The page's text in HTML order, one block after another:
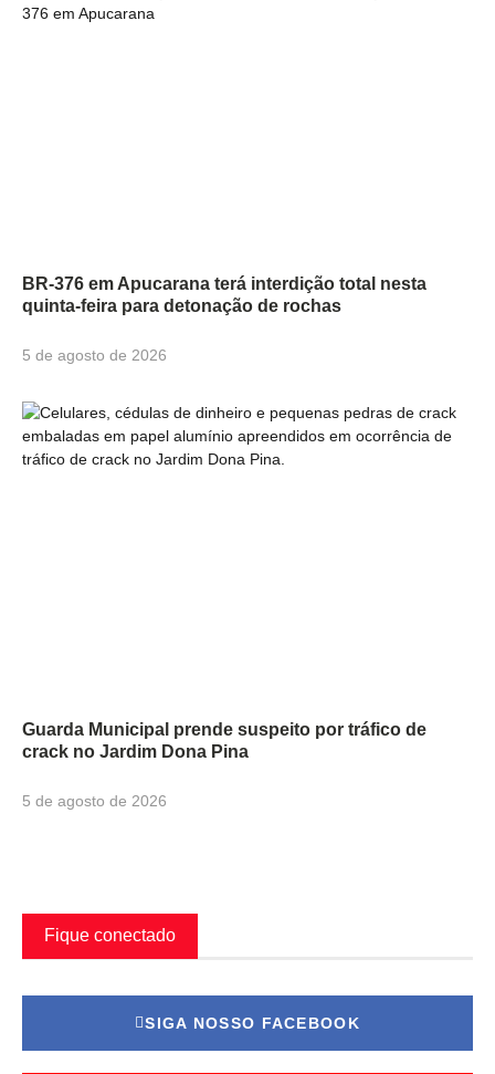
BR-376 em Apucarana terá interdição total nesta
quinta-feira para detonação de rochas
5 de agosto de 2026
Guarda Municipal prende suspeito por tráfico de
crack no Jardim Dona Pina
5 de agosto de 2026
Fique conectado
SIGA NOSSO FACEBOOK